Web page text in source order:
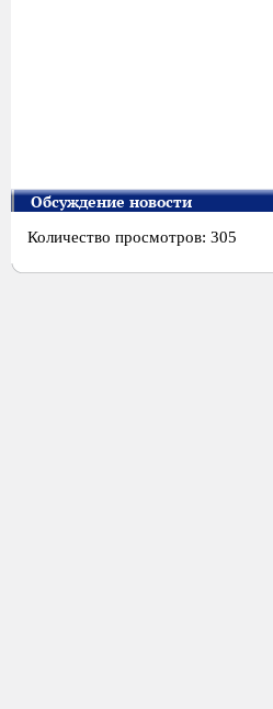
Обсуждение новости
Количество просмотров: 305